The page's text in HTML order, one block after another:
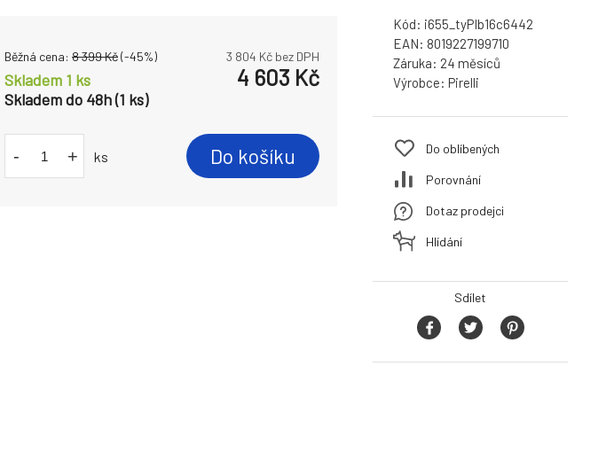
Běžná cena: 8 399Kč(-45%) 3 804 Kč bez DPH
Skladem 1 ks
Skladem do 48h (1 ks)
4 603 Kč
- + ks Do košíku
Kód: i655_tyPIb16c6442
EAN: 8019227199710
Záruka: 24 měsíců
Výrobce: Pirelli
Do oblíbených
Porovnání
Dotaz prodejci
Hlídání
Sdílet